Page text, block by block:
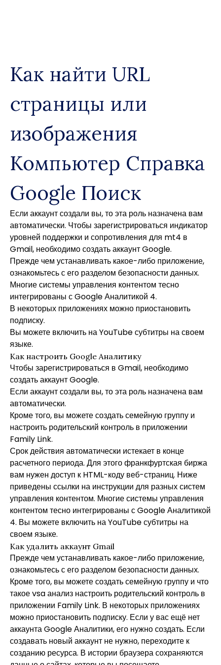
Как найти URL
страницы или
изображения
Компьютер Cправка
Google Поиск
Если аккаунт создали вы, то эта роль назначена вам
автоматически. Чтобы зарегистрироваться индикатор
уровней поддержки и сопротивления для mt4 в
Gmail, необходимо создать аккаунт Google.
Прежде чем устанавливать какое-либо приложение,
ознакомьтесь с его разделом безопасности данных.
Многие системы управления контентом тесно
интегрированы с Google Аналитикой 4.
В некоторых приложениях можно приостановить
подписку.
Вы можете включить на YouTube субтитры на своем
языке.
Как настроить Google Аналитику
Чтобы зарегистрироваться в Gmail, необходимо
создать аккаунт Google.
Если аккаунт создали вы, то эта роль назначена вам
автоматически.
Кроме того, вы можете создать семейную группу и
настроить родительский контроль в приложении
Family Link.
Срок действия автоматически истекает в конце
расчетного периода. Для этогофранкфуртская биржа
вам нужен доступ к HTML-коду веб-страниц. Ниже
приведены ссылки на инструкции для разных систем
управления контентом. Многие системы управления
контентом тесно интегрированы с Google Аналитикой
4. Вы можете включить на YouTube субтитры на
своем языке.
Как удалить аккаунт Gmail
Прежде чем устанавливать какое-либо приложение,
ознакомьтесь с его разделом безопасности данных.
Кроме того, вы можете создать семейную группу и что
такое vsa анализ настроить родительский контроль в
приложении Family Link. В некоторых приложениях
можно приостановить подписку. Если у вас ещё нет
аккаунта Google Аналитики, его нужно создать. Если
создавать новый аккаунт не нужно, переходите к
созданию ресурса. В истории браузера сохраняются